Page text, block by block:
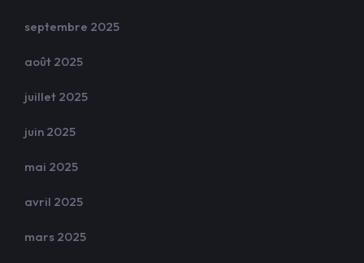
septembre 2025
août 2025
juillet 2025
juin 2025
mai 2025
avril 2025
mars 2025